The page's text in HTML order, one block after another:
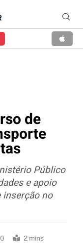
de
Público
e apoio
inserção no
0 2 mins